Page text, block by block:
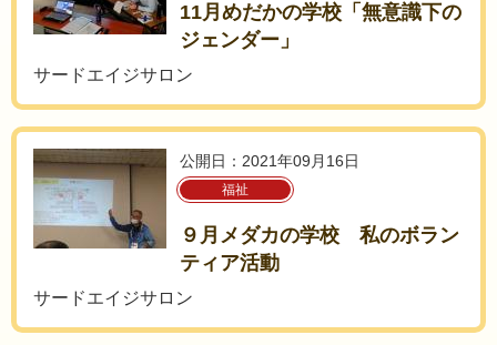
11月めだかの学校「無意識下の
ジェンダー」
サードエイジサロン
公開日：2021年09月16日
福祉
９月メダカの学校 私のボラン
ティア活動
サードエイジサロン